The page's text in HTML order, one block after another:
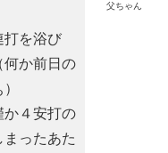
父ちゃん
打を浴び
何か前日の
か４安打の
ったあた